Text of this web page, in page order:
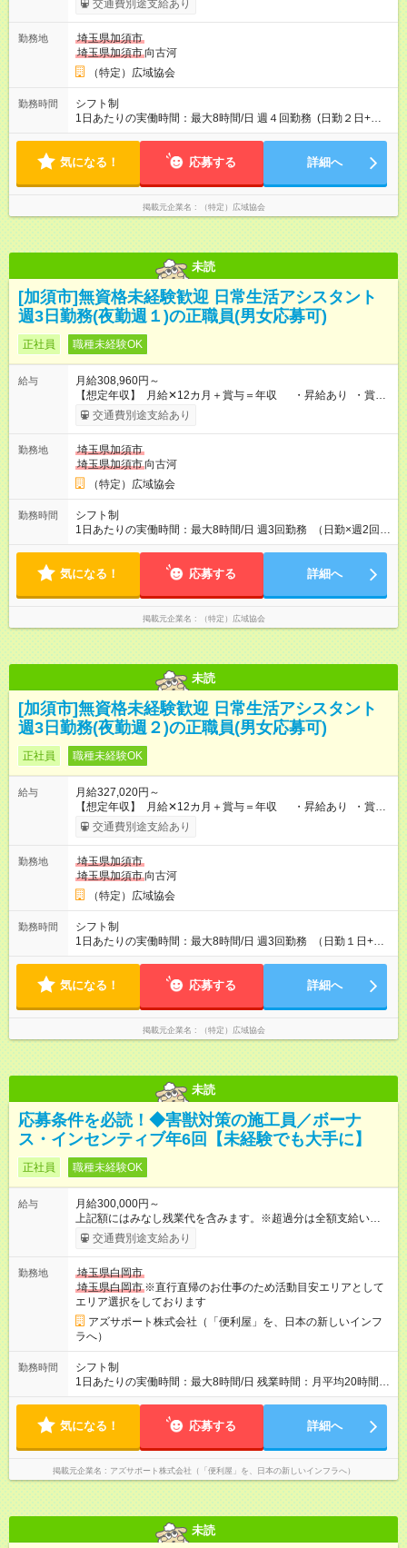
給） ・給与は月末締切、翌25日支払い ・社保完備（厚生年
支給（高速道路代・ガソリン代） 【試用期間】試用期間あり 試
用期間の長さ：4ヶ月 ※ 雇用形態と給与に、本採用時と異なる部
分があります。 雇用形態：本採用時と同じです。 給与：月
給 388,940円以上
交通費別途支給あり
勤務地
埼玉県加須市
埼玉県加須市向古河
（特定）広域協会
勤務時間
シフト制
1日あたりの実働時間：最大8時間/日 週４回勤務 (日勤２日+夜
勤２日) （日勤・夜勤の回数が変更になることがあります） 例
21:00～9:00（実働8h＋待機休憩4h)
気になる！ 応募する 詳細へ
掲載元企業名 （特定）広域協会
未読
[加須市]無資格未経験歓迎 日常生活アシスタント
週3日勤務(夜勤週１)の正職員(男女応募可)
正社員 職種未経験OK
給与
月給308,960円～
【想定年収】 月給✕12カ月＋賞与＝年収 ・昇給あり ・賞与
あり 36万1920円 （昨年実績 12ヶ月勤務の場合の額 3月支
給） ・給与は月末締切、翌25日支払い ・社保完備（厚生年
支給（高速道路代・ガソリン代） 【試用期間】試用期間あり 試
用期間の長さ：4ヶ月 ※ 雇用形態と給与に、本採用時と異なる部
分があります。 雇用形態：本採用時と同じです。 給与：月
給 288,320円以上
交通費別途支給あり
勤務地
埼玉県加須市
埼玉県加須市向古河
（特定）広域協会
勤務時間
シフト制
1日あたりの実働時間：最大8時間/日 週3回勤務 （日勤×週2回）
＋（夜勤 ×週1回） （日勤・夜勤の回数が変更になることがあり
【夜勤】21:00～9:00（実働8h＋待機休憩4h)
気になる！ 応募する 詳細へ
掲載元企業名 （特定）広域協会
未読
[加須市]無資格未経験歓迎 日常生活アシスタント
週3日勤務(夜勤週２)の正職員(男女応募可)
正社員 職種未経験OK
給与
月給327,020円～
【想定年収】 月給✕12カ月＋賞与＝年収 ・昇給あり ・賞与
あり 51万2720円 （昨年実績 12ヶ月勤務の場合の額 3月支
給） ・給与は月末締切、翌25日支払い ・社保完備（厚生年
支給（高速道路代・ガソリン代） 【試用期間】試用期間あり 試
用期間の長さ：4ヶ月 ※ 雇用形態と給与に、本採用時と異なる部
分があります。 雇用形態：本採用時と同じです。 給与：月
給 305,090円以上
交通費別途支給あり
勤務地
埼玉県加須市
埼玉県加須市向古河
（特定）広域協会
勤務時間
シフト制
1日あたりの実働時間：最大8時間/日 週3回勤務 （日勤１日+夜
勤２日) （日勤・夜勤の回数が変更になることがあります） 例
21:00～9:00（実働8h＋待機休憩4h)
気になる！ 応募する 詳細へ
掲載元企業名 （特定）広域協会
未読
応募条件を必読！◆害獣対策の施工員／ボーナ
ス・インセンティブ年6回【未経験でも大手に】
正社員 職種未経験OK
給与
月給300,000円～
上記額にはみなし残業代を含みます。※超過分は全額支給いたし
ます。 みなし残業代 73,808円／月 みなし残業時間 45時間／月
年収＝月給＋ボーナス＋インセンティブ ボーナス ：2回 ※過
（年4回） ※施工スタッフにもインセンティブがもらえます
※合計で約30～60万/年程度で動きます（一番高い方ですと100
万超え） --------------------------------- 昇給：あり ※年1回評価に基
づく 手当：あり 全額100%支給 ・交通費（通勤費） ・業務に
おける活動費 ・超過勤務手当 【注意】 貸与する社用車は、社員
各自が保管していただきます 駐車場代が仮にかかる場合、各社
員での負担となります ※1都3県社員については会社負担があり
ます（ご相談ください） 【試用期間】試用期間あり 試用期間の
ます。 雇用形態：中途採用（契約社員） 給与：本採用時と同じ
です。 試用期間中は嘱託社員契約となります。嘱託社員契約中
の給与・待遇・福利厚生は正社員のものと同じです。99％の方
が試用期間後に正社員に移行しております。
交通費別途支給あり
勤務地
埼玉県白岡市
埼玉県白岡市 ※直行直帰のお仕事のため活動目安エリアとして
エリア選択をしております
アズサポート株式会社（「便利屋」を、日本の新しいインフ
ラへ）
勤務時間
シフト制
1日あたりの実働時間：最大8時間/日 残業時間：月平均20時間程
度 ※閑散月10時間ほど、繁忙期40時間ほど 【注意】 直行直帰の
によっては出勤・退勤時間が変動する場合がございます 例）
時台
気になる！ 応募する 詳細へ
掲載元企業名 アズサポート株式会社（「便利屋」を、日本の新しいインフラへ）
未読